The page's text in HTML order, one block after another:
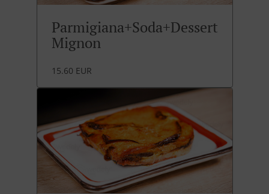
Parmigiana+Soda+Dessert
Mignon
15.60 EUR